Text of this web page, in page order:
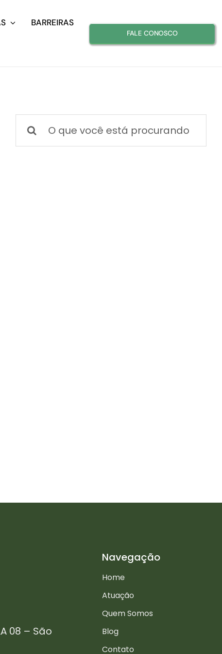
BARREIRAS
FALE CONOSCO
resultados
para:
08 – São
Navegação
Home
Atuação
Quem Somos
Blog
Contato